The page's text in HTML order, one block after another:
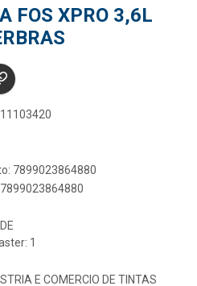
FOS XPRO 3,6L
7899023864880
1
E COMERCIO DE TINTAS